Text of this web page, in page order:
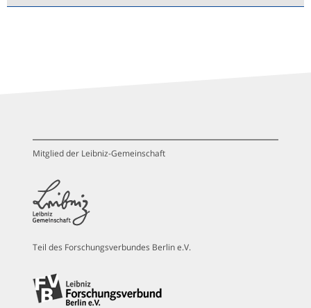
Mitglied der Leibniz-Gemeinschaft
Teil des Forschungsverbundes Berlin e.V.